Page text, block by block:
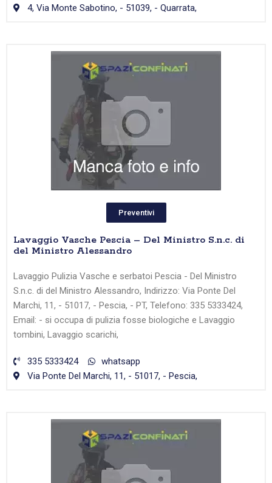
4, Via Monte Sabotino, - 51039, - Quarrata,
Preventivi
Lavaggio Vasche Pescia – Del Ministro S.n.c. di
del Ministro Alessandro
Lavaggio Pulizia Vasche e serbatoi Pescia - Del Ministro
S.n.c. di del Ministro Alessandro, Indirizzo: Via Ponte Del
Marchi, 11, - 51017, - Pescia, - PT, Telefono: 335 5333424,
Email: - si occupa di pulizia fosse biologiche e Lavaggio
tombini, Lavaggio scarichi,
335 5333424
whatsapp
Via Ponte Del Marchi, 11, - 51017, - Pescia,